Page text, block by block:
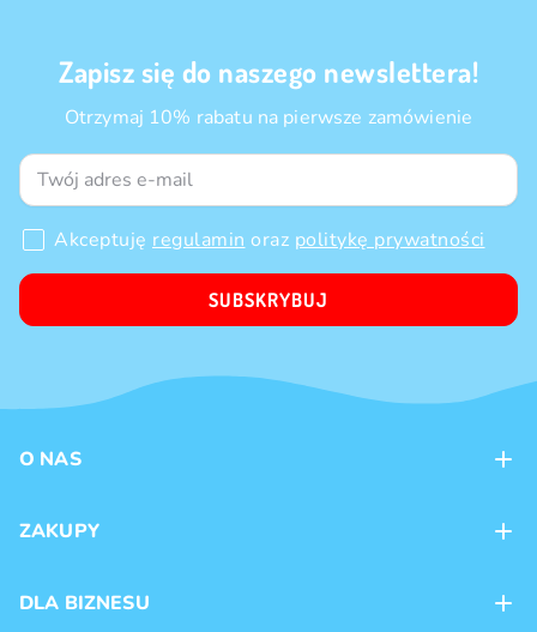
Zapisz się do naszego newslettera!
Otrzymaj 10% rabatu na pierwsze zamówienie
Akceptuję regulamin oraz politykę prywatności
SUBSKRYBUJ
O NAS
Sklepy
ZAKUPY
Dostawa
DLA BIZNESU